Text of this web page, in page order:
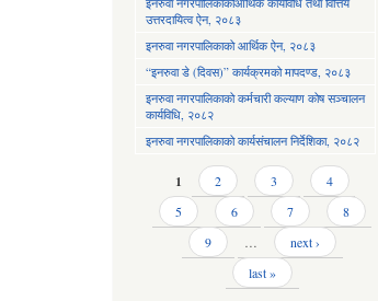
उत्तरदायित्व ऐन, २०८३
इनरुवा नगरपालिकाको आर्थिक ऐन, २०८३
“इनरुवा डे (दिवस)” कार्यक्रमको मापदण्ड, २०८३
इनरुवा नगरपालिकाको कर्मचारी कल्याण कोष सञ्चालन
कार्यविधि, २०८२
इनरुवा नगरपालिकाको कार्यसंचालन निर्देशिका, २०८२
Pages1 2 3
4
5
6 7
8
9
…
next ›
last »